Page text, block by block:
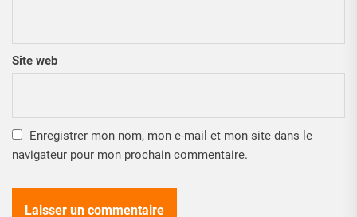
Site web
Enregistrer mon nom, mon e-mail et mon site dans le
navigateur pour mon prochain commentaire.